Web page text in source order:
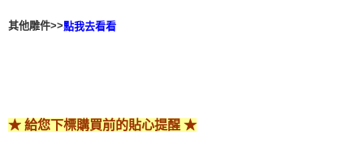
其他雕件>>點我去看看
★ 給您下標購買前的貼心提醒 ★